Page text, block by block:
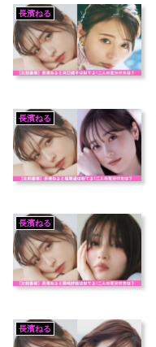
長濱ねる
長濱ねる
長濱ねる
長濱ねる